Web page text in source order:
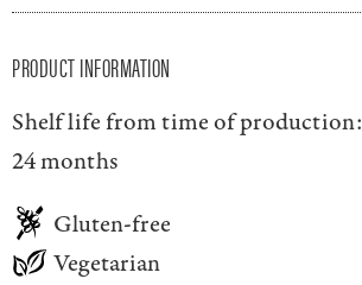
PRODUCT INFORMATION
Shelf life from time of production:
24 months
Gluten-free
Vegetarian